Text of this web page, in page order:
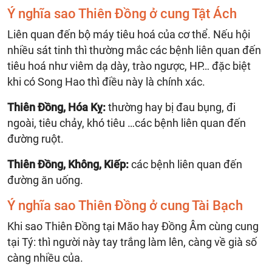
Ý nghĩa sao Thiên Đồng ở cung Tật Ách
Liên quan đến bộ máy tiêu hoá của cơ thể. Nếu hội
nhiều sát tinh thì thường mắc các bệnh liên quan đến
tiêu hoá như viêm dạ dày, trào ngược, HP… đặc biệt
khi có Song Hao thì điều này là chính xác.
Thiên Đồng, Hóa Kỵ:thường hay bị đau bụng, đi
ngoài, tiêu chảy, khó tiêu …các bệnh liên quan đến
đường ruột.
Thiên Đồng, Không, Kiếp:các bệnh liên quan đến
đường ăn uống.
Ý nghĩa sao Thiên Đồng ở cung Tài Bạch
Khi sao Thiên Đồng tại Mão hay Đồng Âm cùng cung
tại Tý: thì người này tay trắng làm lên, càng về già số
càng nhiều của.